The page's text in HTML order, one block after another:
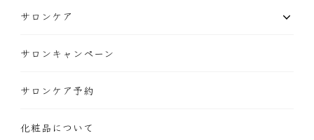
サロンケア
サロンキャンペーン
サロンケア予約
化粧品について